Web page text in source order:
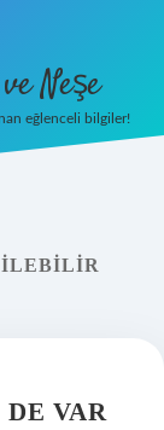
Neşe
eğlenceli bilgiler!
VAR